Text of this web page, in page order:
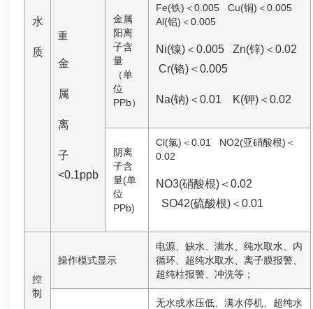
水
质
重
金
属
离
子
<0.1ppb
金属
阳离
子含
量
（单
位
PPb）
Fe(铁)＜0.005 Cu(铜)＜0.005
Al(铝)＜0.005
Ni(镍)＜0.005 Zn(锌)＜0.02
Cr(铬)＜0.005
Na(钠)＜0.01 K(钾)＜0.02
阴离
子含
量(单
位
PPb)
Cl(氯)＜0.01 NO2(亚硝酸根)＜
0.02
NO3(硝酸根)＜0.02
SO42(硫酸根)＜0.01
控
制
操作模式显示
电源、缺水、满水、纯水取水、内
循环、超纯水取水、离子膜报警、
超纯柱报警、冲洗等；
无水或水压低、满水停机、超纯水